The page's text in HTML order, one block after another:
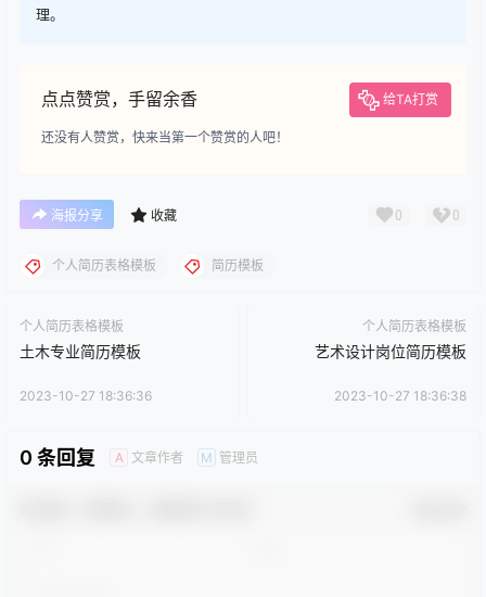
理。
点点赞赏，手留余香 给TA打赏
还没有人赞赏，快来当第一个赞赏的人吧！
海报分享 收藏 0 0
个人简历表格模板 简历模板
个人简历表格模板
土木专业简历模板
2023-10-27 18:36:36
个人简历表格模板
艺术设计岗位简历模板
2023-10-27 18:36:38
0 条回复 A 文章作者 M 管理员